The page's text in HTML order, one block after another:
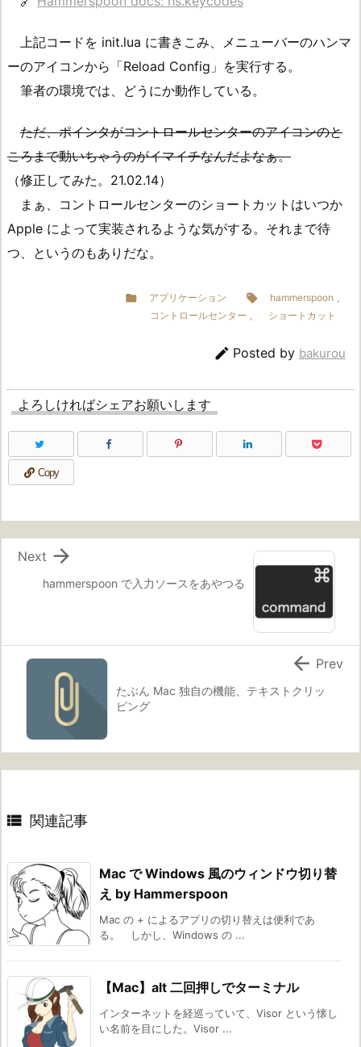
上記コードを init.lua に書きこみ、メニューバーのハンマ
ーのアイコンから「Reload Config」を実行する。
筆者の環境では、どうにか動作している。
ただ、ポインタがコントロールセンターのアイコンのと
ころまで動いちゃうのがイマイチなんだよなぁ。
（修正してみた。21.02.14）
まぁ、コントロールセンターのショートカットはいつか
Apple によって実装されるような気がする。それまで待
つ、というのもありだな。
 アプリケーション  hammerspoon
コントロールセンター
ショートカット
 Posted by bakurou
よろしければシェアお願いします
Copy
hammerspoon で入力ソースをあやつる

Next
たぶん Mac 独自の機能、テキストクリッ
ピング
 Prev
 関連記事
Mac で Windows 風のウィンドウ切り替
え by Hammerspoon
Mac の + によるアプリの切り替えは便利であ
る。 しかし、Windows の ...
【Mac】alt 二回押しでターミナル
インターネットを経巡っていて、Visor という懐し
い名前を目にした。Visor ...